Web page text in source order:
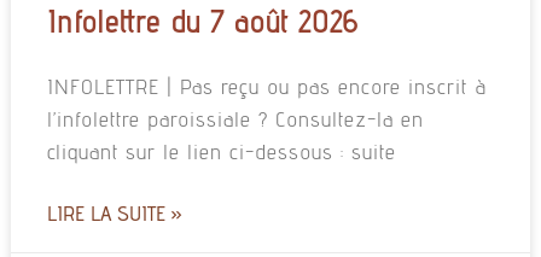
Infolettre du 7 août 2026
INFOLETTRE | Pas reçu ou pas encore inscrit à
l’infolettre paroissiale ? Consultez-la en
cliquant sur le lien ci-dessous : suite
LIRE LA SUITE »